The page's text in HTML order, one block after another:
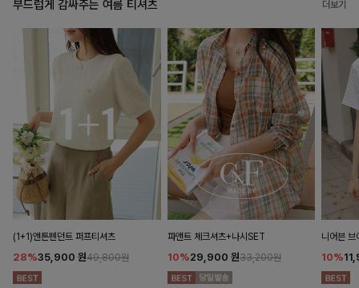
부드럽게 감싸주는 여름 티셔츠 더보기
(1+1)앤튼펜던트 퍼프티셔츠
28%35,900 원49,800원
파앤트 체크셔츠+나시SET
10%29,900 원33,200원
니어븐 브
10%